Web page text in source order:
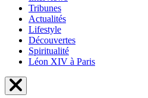
Tribunes
Actualités
Lifestyle
Découvertes
Spiritualité
Léon XIV à Paris